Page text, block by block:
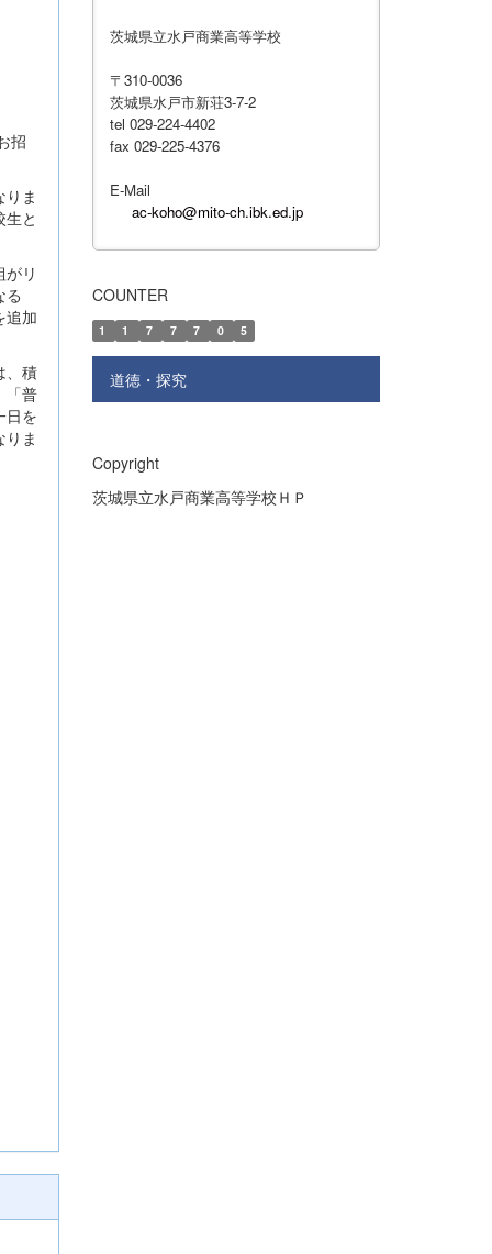
招
ま
と
リ
る
追加
、積
「普
日を
ま
茨城県立水戸商業高等学校
〒310-0036
茨城県水戸市新荘3-7-2
tel 029-224-4402
fax 029-225-4376
E-Mail
ac-koho@mito-ch.ibk.ed.jp
COUNTER
1 1 7 7 7 0 5
道徳・探究
Copyright
茨城県立水戸商業高等学校ＨＰ